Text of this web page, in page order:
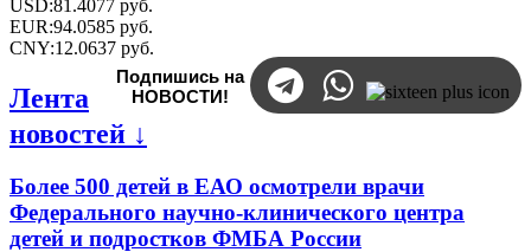
USD:81.4077 руб.
EUR:94.0585 руб.
CNY:12.0637 руб.
Подпишись на
НОВОСТИ!
Лента
новостей ↓
Более 500 детей в ЕАО осмотрели врачи
Федерального научно-клинического центра
детей и подростков ФМБА России